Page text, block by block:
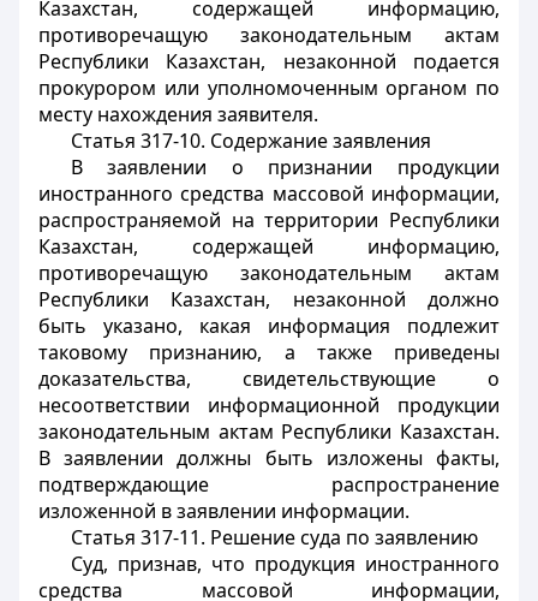
Казахстан, содержащей информацию,
противоречащую законодательным актам
Республики Казахстан, незаконной подается
прокурором или уполномоченным органом по
месту нахождения заявителя.
Статья 317-10. Содержание заявления
В заявлении о признании продукции
иностранного средства массовой информации,
распространяемой на территории Республики
Казахстан, содержащей информацию,
противоречащую законодательным актам
Республики Казахстан, незаконной должно
быть указано, какая информация подлежит
таковому признанию, а также приведены
доказательства, свидетельствующие о
несоответствии информационной продукции
законодательным актам Республики Казахстан.
В заявлении должны быть изложены факты,
подтверждающие распространение
изложенной в заявлении информации.
Статья 317-11. Решение суда по заявлению
Суд, признав, что продукция иностранного
средства массовой информации,